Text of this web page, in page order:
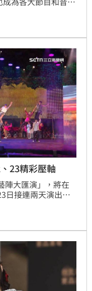
迷苦等6小時她才
辦單位退票。
23精彩壓軸
陣大匯演」，將在
日接連兩天演出，